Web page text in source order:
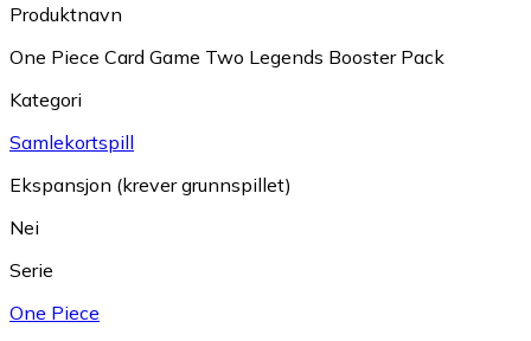
Produktnavn
One Piece Card Game Two Legends Booster Pack
Kategori
Samlekortspill
Ekspansjon (krever grunnspillet)
Nei
Serie
One Piece